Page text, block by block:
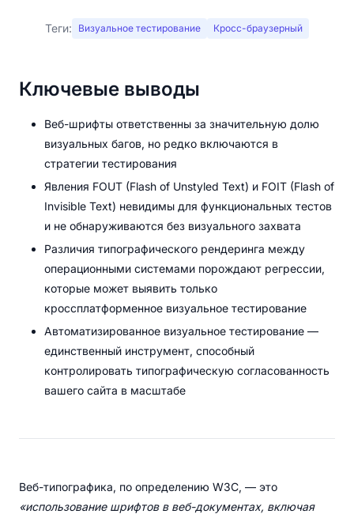
Теги: Визуальное тестирование Кросс-браузерный
Ключевые выводы
Веб-шрифты ответственны за значительную долю
визуальных багов, но редко включаются в
стратегии тестирования
Явления FOUT (Flash of Unstyled Text) и FOIT (Flash of
Invisible Text) невидимы для функциональных тестов
и не обнаруживаются без визуального захвата
Различия типографического рендеринга между
операционными системами порождают регрессии,
которые может выявить только
кроссплатформенное визуальное тестирование
Автоматизированное визуальное тестирование —
единственный инструмент, способный
контролировать типографическую согласованность
вашего сайта в масштабе
Веб-типографика, по определению W3C, — это
«использование шрифтов в веб-документах, включая